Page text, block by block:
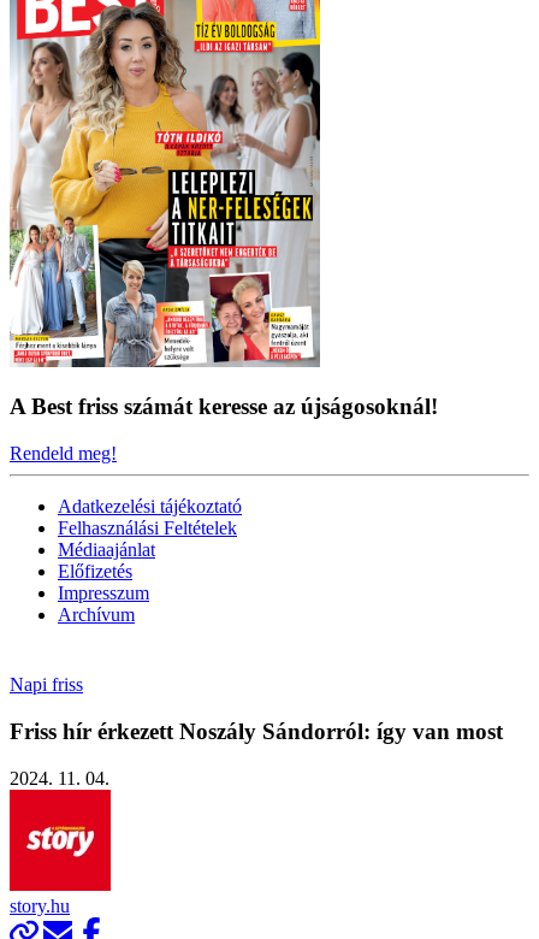
A Best friss számát keresse az újságosoknál!
Rendeld meg!
Adatkezelési tájékoztató
Felhasználási Feltételek
Médiaajánlat
Előfizetés
Impresszum
Archívum
Napi friss
Friss hír érkezett Noszály Sándorról: így van most
2024. 11. 04.
story.hu